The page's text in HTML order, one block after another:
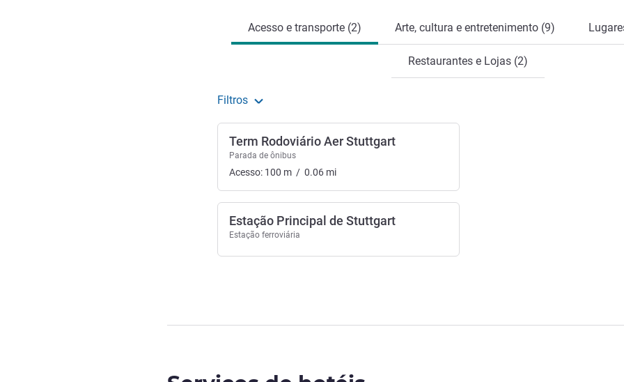
Acesso e transporte (2) Arte, cultura e entretenimento (9)
Restaurantes e Lojas (2)
Filtros
Term Rodoviário Aer Stuttgart
Parada de ônibus
Acesso: 100 m / 0.06 mi
Estação Principal de Stuttgart
Estação ferroviária